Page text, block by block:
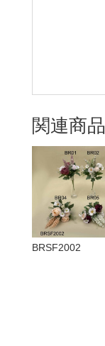
関連商品
BRSF2002